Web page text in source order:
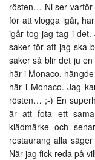
rösten… Ni ser varför
för att vlogga igår,
igår tog jag tag i det.
saker för att jag ska
saker så blir det ju
här i Monaco,
här i Monaco. Jag
rösten… ;-) En
är att fota ett
klädmärke och
restaurang alla
När jag fick reda på